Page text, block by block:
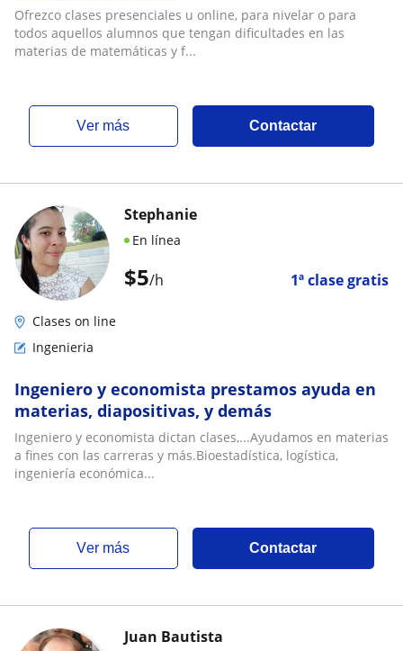
Ofrezco clases presenciales u online, para nivelar o para
todos aquellos alumnos que tengan dificultades en las
materias de matemáticas y f...
ver más Contactar
$5/h 1ª clase gratis
Stephanie
En línea
Clases on line
Ingenieria
Ingeniero y economista prestamos ayuda en
materias, diapositivas, y demás
Ingeniero y economista dictan clases,...Ayudamos en materias
a fines con las carreras y más.Bioestadística, logística,
ingeniería económica...
ver más Contactar
Juan Bautista